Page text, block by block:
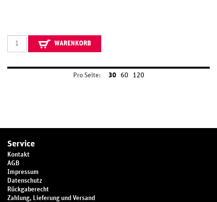
WARENKORB
Pro Seite: 30 60 120
Service
Kontakt
AGB
Impressum
Datenschutz
Rückgaberecht
Zahlung, Lieferung und Versand